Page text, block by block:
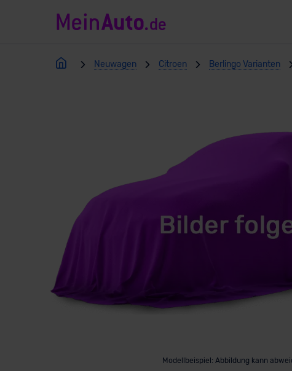
Neuwagen Citroen Berlingo Varianten
Modellbeispiel: Abbildung kann